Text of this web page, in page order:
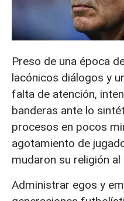
Preso de una época
lacónicos diálogos y
falta de atención,
banderas ante lo
procesos en pocos
agotamiento de
mudaron su religión
Administrar egos y